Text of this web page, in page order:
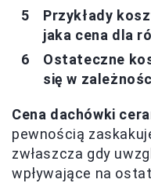
Przykłady
jaka cena dla
Ostateczne
się w
Cena dachówki
pewnością
zwłaszcza gdy
wpływające na